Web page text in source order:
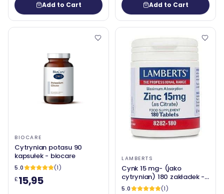
Add to Cart Add to Cart
BIOCARE
Cytrynian potasu 90
kapsułek - biocare
5.0
(1)
£15,95
LAMBERTS
Cynk 15 mg- (jako
cytrynian) 180 zakładek -
Lamberts
5.0
(1)